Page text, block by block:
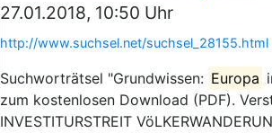
27.01.2018, 10:50 Uhr
http://www.suchsel.net/suchsel_28155.html
Suchworträtsel "Grundwissen: Europa
zum kostenlosen Download (PDF).
INVESTITURSTREIT